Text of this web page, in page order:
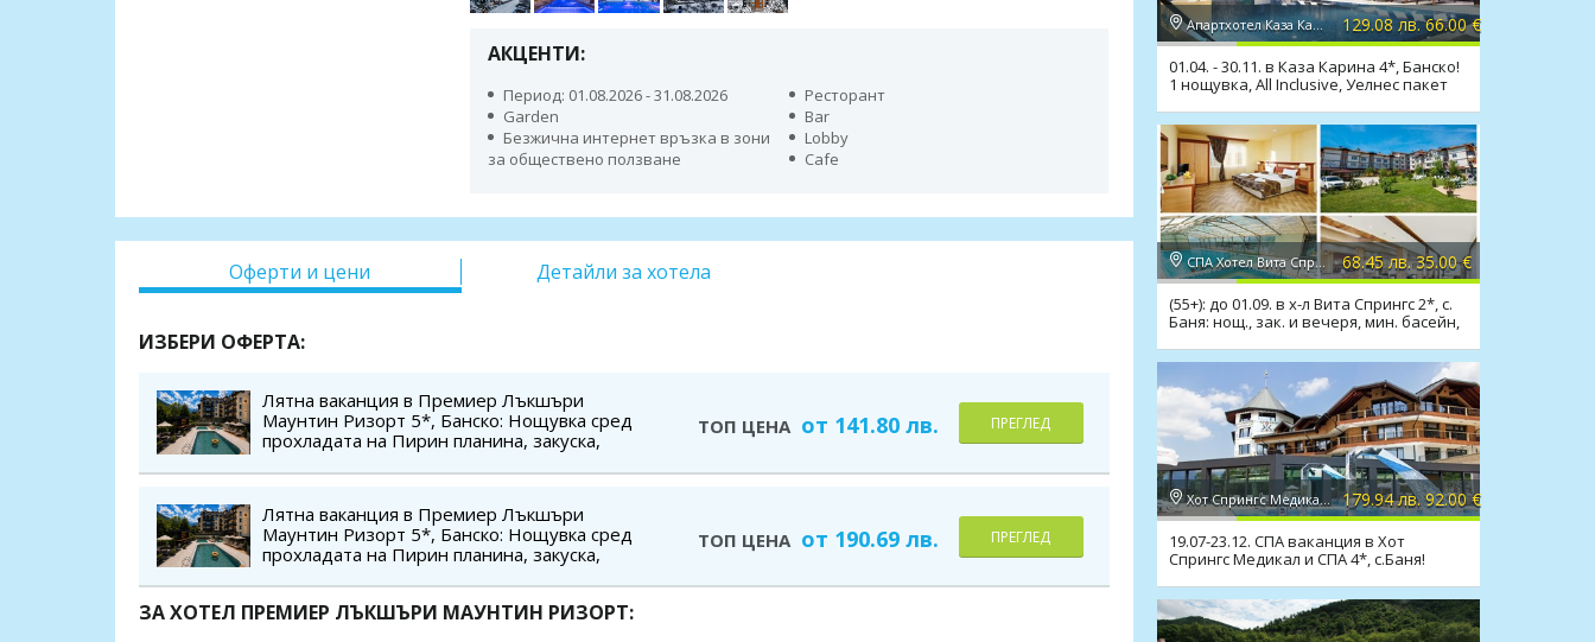
АКЦЕНТИ:
Период: 01.08.2026 - 31.08.2026
Ресторант
Garden
Bar
Безжична интернет връзка в зони
за обществено ползване
Lobby
Cafe
Оферти и цени Детайли за хотела
ИЗБЕРИ ОФЕРТА:
Лятна ваканция в Премиер Лъкшъри
Маунтин Ризорт 5*, Банско: Нощувка сред
прохладата на Пирин планина, закуска,
външни отопляеми басейни , СПА, безплатно
за дете до 5.99г
ТОП ЦЕНА от 141.80 лв. ПРЕГЛЕД
Лятна ваканция в Премиер Лъкшъри
Маунтин Ризорт 5*, Банско: Нощувка сред
прохладата на Пирин планина, закуска,
вечеря, външни отопляеми басейни , СПА,
безплатно за дете до 5.99г
ТОП ЦЕНА от 190.69 лв. ПРЕГЛЕД
ЗА ХОТЕЛ ПРЕМИЕР ЛЪКШЪРИ МАУНТИН РИЗОРТ:
Апартхотел Каза Карина 4*, Банско 129.08 лв. 66.00 €
01.04. - 30.11. в Каза Карина 4*, Банско!
1 нощувка, All Inclusive, Уелнес пакет
СПА Хотел Вита Спрингс 2*, с. Баня 68.45 лв. 35.00 €
(55+): до 01.09. в х-л Вита Спрингс 2*, с.
Баня: нощ., зак. и вечеря, мин. басейн,
Хот Спрингс Медикал и СПА 4*, с. Баня 179.94 лв. 92.00 €
19.07-23.12. СПА ваканция в Хот
Спрингс Медикал и СПА 4*, с.Баня!